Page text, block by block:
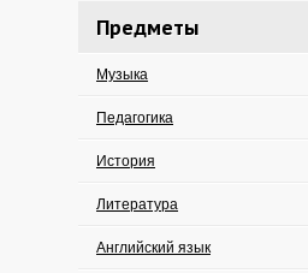
Предметы
Музыка
Педагогика
История
Литература
Английский язык